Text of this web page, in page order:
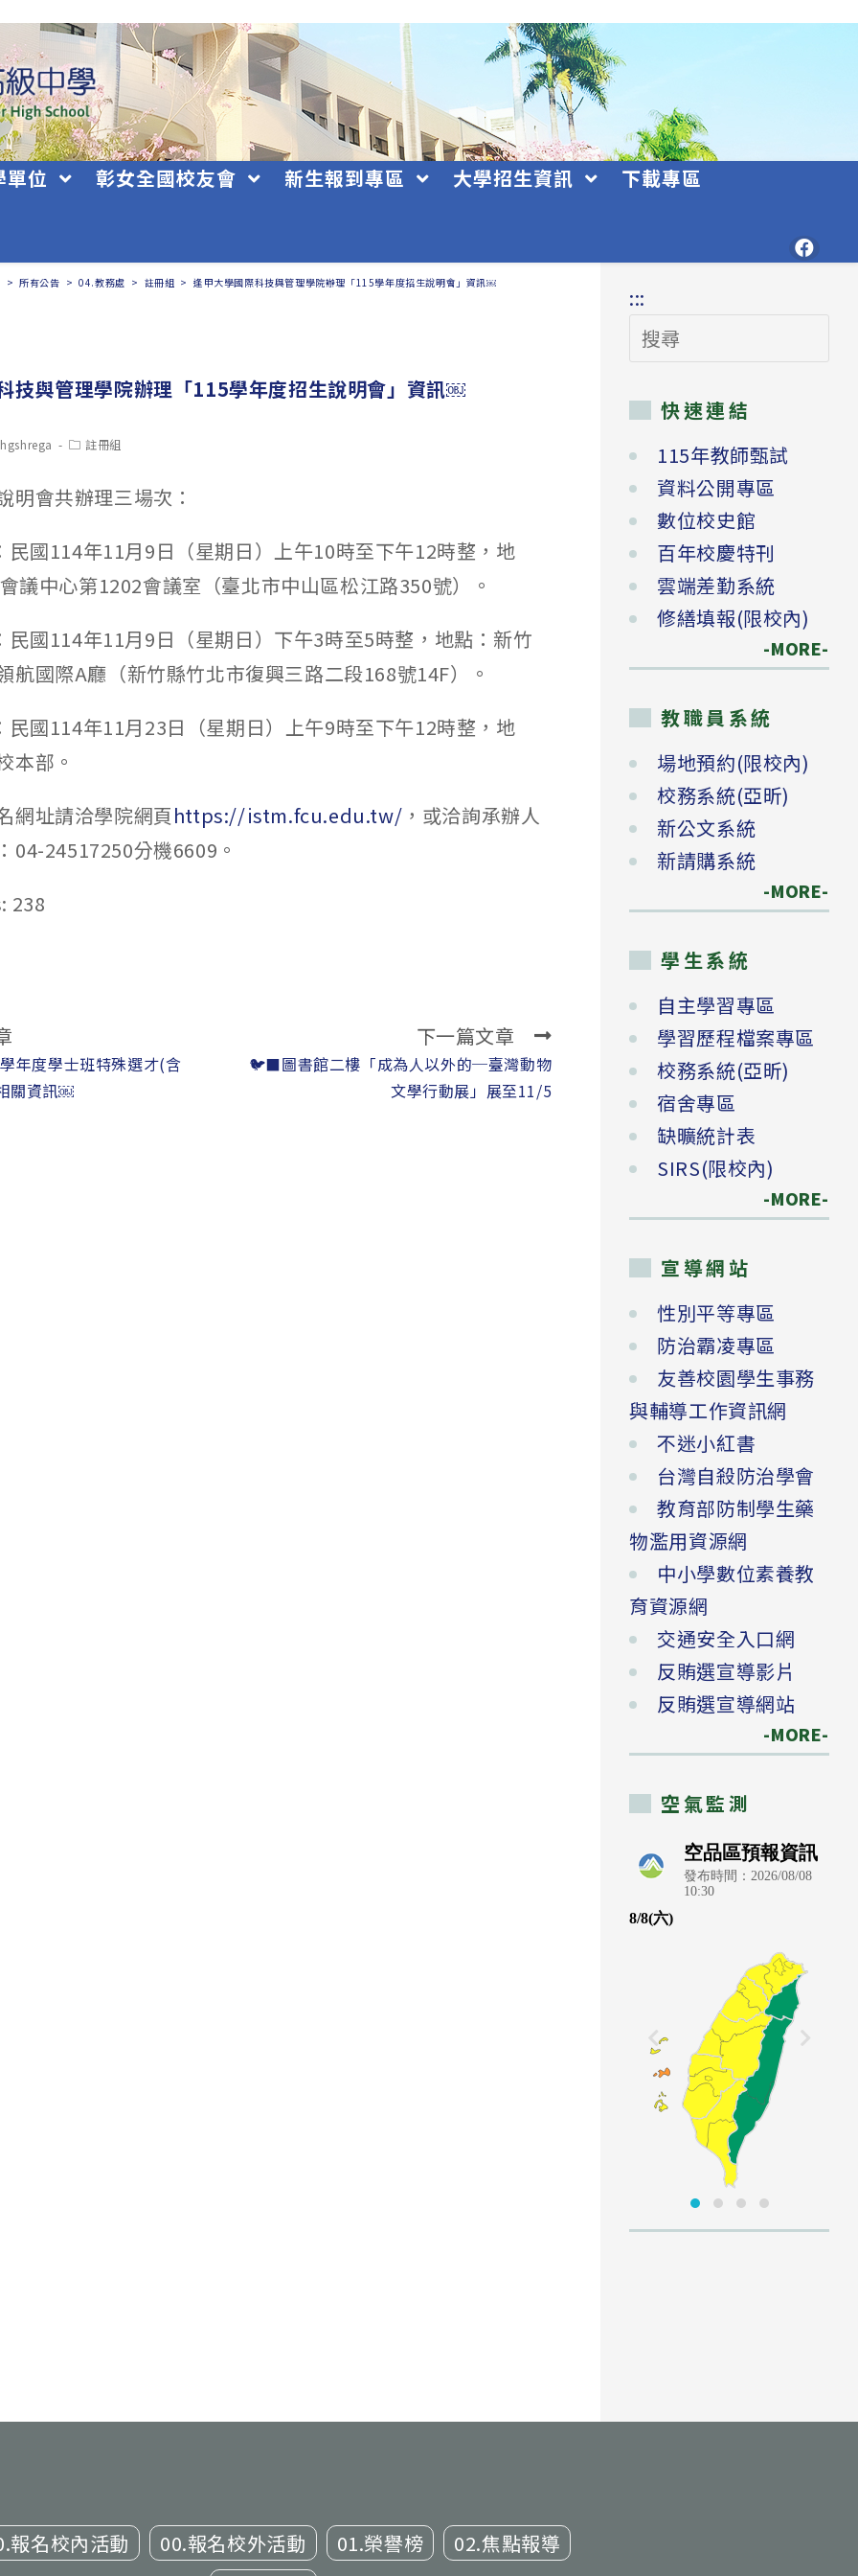
單位 彰女全國校友會 新生報到專區 大學招生資訊 下載專區
> 所有公告 > 04.教務處 > 註冊組 > 逢甲大學國際科技與管理學院辦理「115學年度招生說明會」資訊￼
技與管理學院辦理「115學年度招生說明會」資訊￼
Post註冊組
明會共辦理三場次：
民國114年11月9日（星期日）上午10時至下午12時整，地
議中心第1202會議室（臺北市中山區松江路350號）。
民國114年11月9日（星期日）下午3時至5時整，地點：新竹
航國際A廳（新竹縣竹北市復興三路二段168號14F）。
民國114年11月23日（星期日）上午9時至下午12時整，地
本部。
網址請洽學院網頁https://istm.fcu.edu.tw/ ，或洽詢承辦人
04-24517250分機6609。
238
年度學士班特殊選才(含
關資訊￼
下一篇文章
🐦‍⬛圖書館二樓「成為人以外的─臺灣動物
文學行動展」展至11/5
:::
搜
尋
快速連結
115年教師甄試
資料公開專區
數位校史館
百年校慶特刊
雲端差勤系統
修繕填報(限校內)
-MORE-
教職員系統
場地預約(限校內)
校務系統(亞昕)
新公文系統
新請購系統
-MORE-
學生系統
自主學習專區
學習歷程檔案專區
校務系統(亞昕)
宿舍專區
缺曠統計表
SIRS(限校內)
-MORE-
宣導網站
性別平等專區
防治霸凌專區
友善校園學生事務
與輔導工作資訊網
不迷小紅書
台灣自殺防治學會
教育部防制學生藥
物濫用資源網
中小學數位素養教
育資源網
交通安全入口網
反賄選宣導影片
反賄選宣導網站
-MORE-
空氣監測
報名校內活動 00.報名校外活動 01.榮譽榜
02.焦點報導